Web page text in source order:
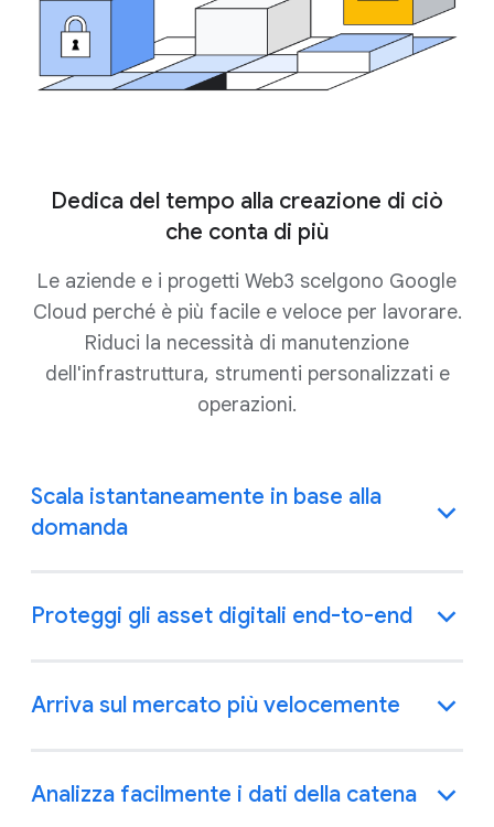
Dedica del tempo alla creazione di ciò
che conta di più
Le aziende e i progetti Web3 scelgono Google
Cloud perché è più facile e veloce per lavorare.
Riduci la necessità di manutenzione
dell'infrastruttura, strumenti personalizzati e
operazioni.
Scala istantaneamente in base alla
domanda
Proteggi gli asset digitali end-to-end
Arriva sul mercato più velocemente
Analizza facilmente i dati della catena